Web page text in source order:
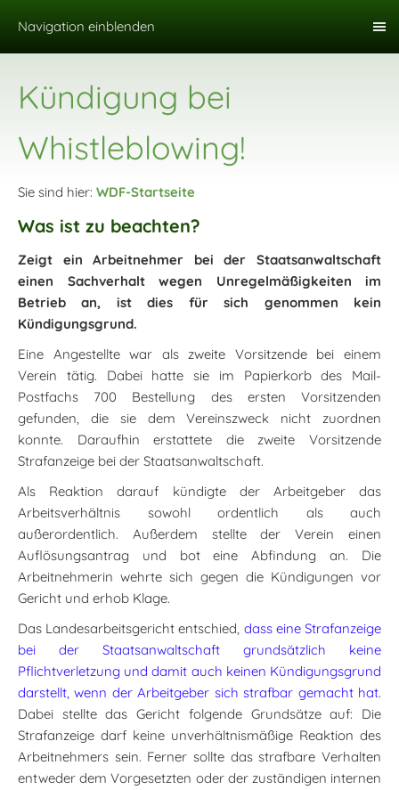
Navigation einblenden
Kündigung bei
Whistleblowing!
Sie sind hier: WDF-Startseite
Was ist zu beachten?
Zeigt ein Arbeitnehmer bei der Staatsanwaltschaft
einen Sachverhalt wegen Unregelmäßigkeiten im
Betrieb an, ist dies für sich genommen kein
Kündigungsgrund.
Eine Angestellte war als zweite Vorsitzende bei einem
Verein tätig. Dabei hatte sie im Papierkorb des Mail-
Postfachs 700 Bestellung des ersten Vorsitzenden
gefunden, die sie dem Vereinszweck nicht zuordnen
konnte. Daraufhin erstattete die zweite Vorsitzende
Strafanzeige bei der Staatsanwaltschaft.
Als Reaktion darauf kündigte der Arbeitgeber das
Arbeitsverhältnis sowohl ordentlich als auch
außerordentlich. Außerdem stellte der Verein einen
Auflösungsantrag und bot eine Abfindung an. Die
Arbeitnehmerin wehrte sich gegen die Kündigungen vor
Gericht und erhob Klage.
Das Landesarbeitsgericht entschied, dass eine Strafanzeige
bei der Staatsanwaltschaft grundsätzlich keine
Pflichtverletzung und damit auch keinen Kündigungsgrund
darstellt, wenn der Arbeitgeber sich strafbar gemacht hat.
Dabei stellte das Gericht folgende Grundsätze auf: Die
Strafanzeige darf keine unverhältnismäßige Reaktion des
Arbeitnehmers sein. Ferner sollte das strafbare Verhalten
entweder dem Vorgesetzten oder der zuständigen internen